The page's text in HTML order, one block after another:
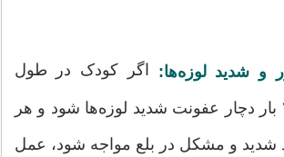
و شدید لوزه‌ها: اگر کودک در طول
سال بیش از ۵-۷ بار دچار عفونت شدید لوزه‌ها شود و هر
شدید و مشکل در بلع مواجه شود، عمل